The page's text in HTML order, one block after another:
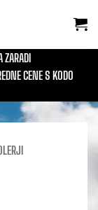
CENE S KODO